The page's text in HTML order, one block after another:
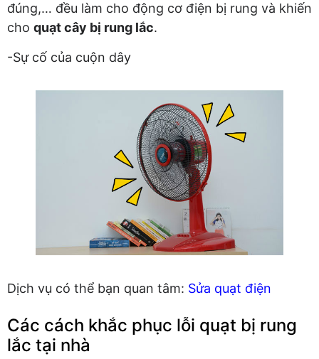
đúng,… đều làm cho động cơ điện bị rung và khiến
cho quạt cây bị rung lắc.
-Sự cố của cuộn dây
Dịch vụ có thể bạn quan tâm: Sửa quạt điện
Các cách khắc phục lỗi quạt bị rung
lắc tại nhà